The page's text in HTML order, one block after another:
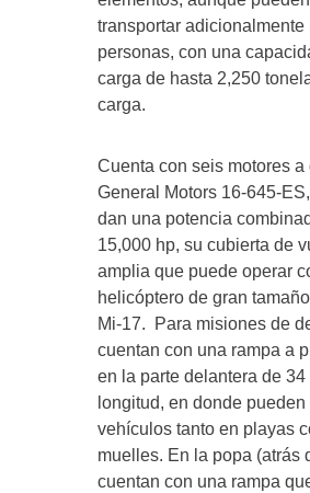
transportar adicionalmente
personas, con una
carga de hasta 2,250
carga.
Cuenta con seis motores a
General Motors 16-645-
dan una potencia
15,000 hp, su cubierta de
amplia que puede operar
helicóptero de gran
Mi-17. Para misiones de
cuentan con una rampa a
en la parte delantera de 34
longitud, en donde
vehículos tanto en playas
muelles. En la popa (atrás
cuentan con una rampa